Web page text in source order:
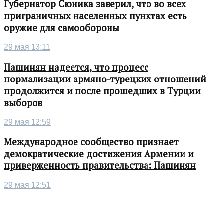
Губернатор Сюника заверил, что во всех
приграничных населенных пунктах есть
оружие для самообороны
29 мая 13:11
Пашинян надеется, что процесс
нормализации армяно-турецких отношений
продолжится и после прошедших в Турции
выборов
29 мая 12:59
Международное сообщество признает
демократические достижения Армении и
приверженность правительства: Пашинян
29 мая 12:51